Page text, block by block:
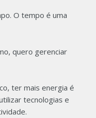
O tempo é uma
quero gerenciar
ter mais energia é
tecnologias e